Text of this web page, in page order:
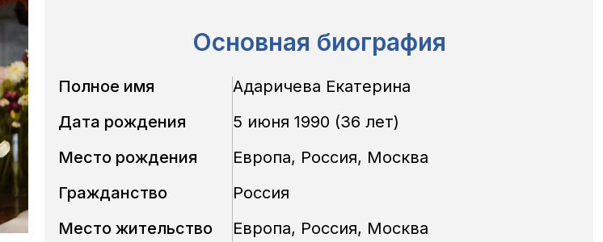
Основная биография
Полное имя
Адаричева Екатерина
Дата рождения
5 июня 1990 (36 лет)
Место рождения
Европа, Россия, Москва
Гражданство
Россия
Место жительство
Европа, Россия, Москва